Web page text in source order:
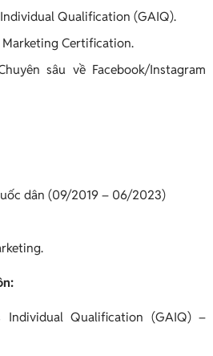
Qualification (GAIQ).
Certification.
sâu về Facebook/Instagram
dân (09/2019 – 06/2023)
Individual Qualification (GAIQ) –